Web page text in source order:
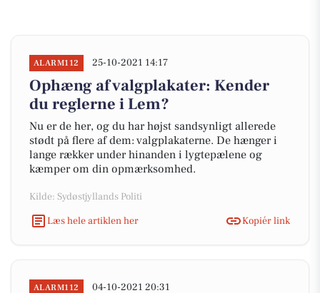
ALARM112 25-10-2021 14:17
Ophæng af valgplakater: Kender
du reglerne i Lem?
Nu er de her, og du har højst sandsynligt allerede
stødt på flere af dem: valgplakaterne. De hænger i
lange rækker under hinanden i lygtepælene og
kæmper om din opmærksomhed.
Kilde: Sydøstjyllands Politi
Læs hele artiklen her
Kopiér link
ALARM112 04-10-2021 20:31